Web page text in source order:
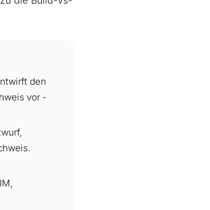
den
vor -